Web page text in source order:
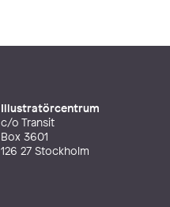
Illustratörcentrum
c/o Transit
Box 3601
126 27 Stockholm